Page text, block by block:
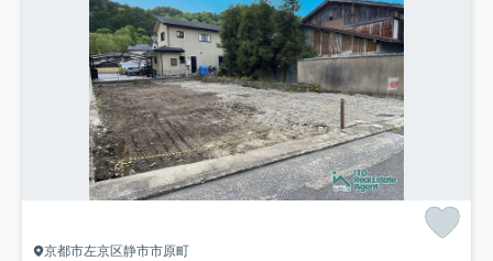
京都市左京区静市市原町